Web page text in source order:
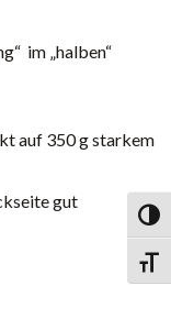
im „halben“
auf 350 g starkem
gut